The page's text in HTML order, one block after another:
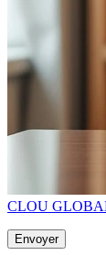
CLOU